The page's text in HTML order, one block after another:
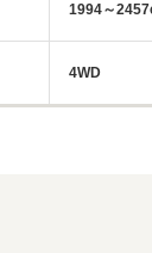
1994～
4WD